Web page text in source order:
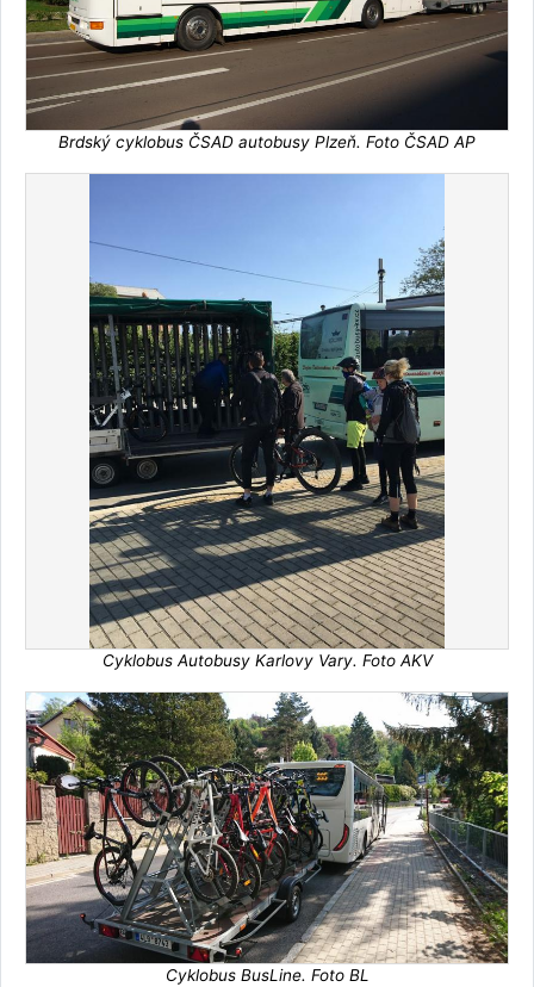
Brdský cyklobus ČSAD autobusy Plzeň. Foto ČSAD AP
Cyklobus Autobusy Karlovy Vary. Foto AKV
Cyklobus BusLine. Foto BL